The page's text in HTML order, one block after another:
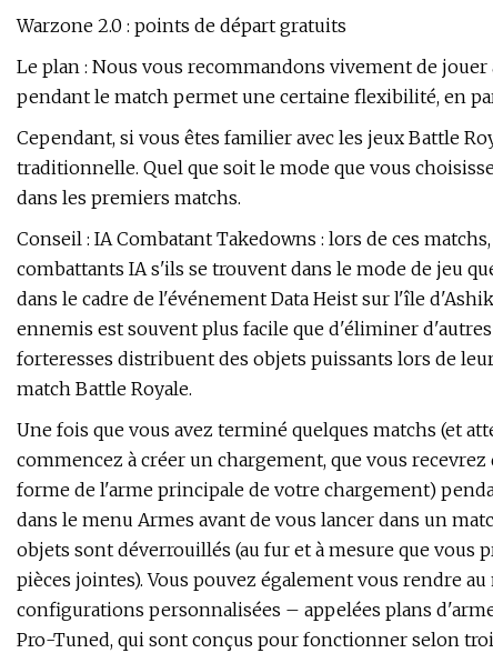
Warzone 2.0 : points de départ gratuits
Le plan : Nous vous recommandons vivement de
pendant le match permet une certaine flexibilité, en
Cependant, si vous êtes familier avec les jeux Battle
traditionnelle. Quel que soit le mode que vous
dans les premiers matchs.
Conseil : IA Combatant Takedowns : lors de ces
combattants IA s'ils se trouvent dans le mode de jeu
dans le cadre de l'événement Data Heist sur l'île
ennemis est souvent plus facile que d'éliminer
forteresses distribuent des objets puissants lors de
match Battle Royale.
Une fois que vous avez terminé quelques matchs (et
commencez à créer un chargement, que vous
forme de l'arme principale de votre chargement)
dans le menu Armes avant de vous lancer dans un
objets sont déverrouillés (au fur et à mesure que vous
pièces jointes). Vous pouvez également vous rendre
configurations personnalisées – appelées plans
Pro-Tuned, qui sont conçus pour fonctionner selon